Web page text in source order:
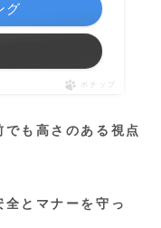
グ
ポチップ
でも高さのある視点
全とマナーを守っ